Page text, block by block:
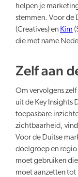
helpen je
stemmen. Voor de
(Creatives) en Kim
die met name
Zelf aan
Om vervolgens
uit de Key Insights
toepasbare
zichtbaarheid,
Voor de Duitse
doelgroep en
moet gebruiken
moet aanzetten tot